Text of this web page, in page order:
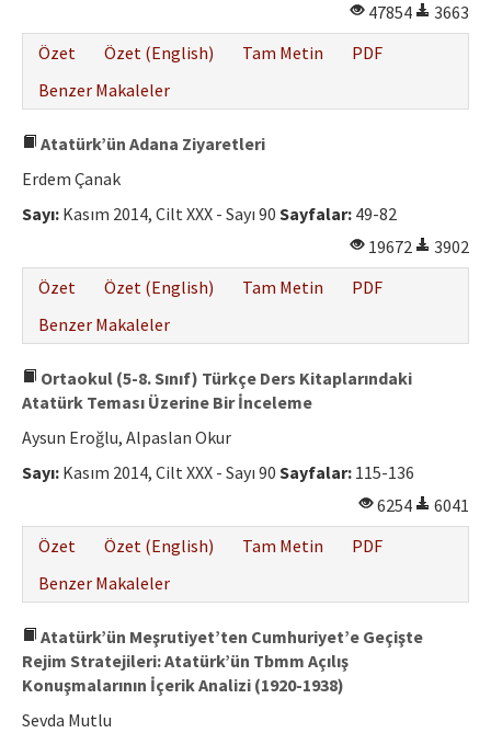
47854
3663
Özet
Özet (English) Tam Metin
PDF
Benzer Makaleler
Atatürk’ün Adana Ziyaretleri
Erdem Çanak
Sayı: Kasım 2014, Cilt XXX - Sayı 90 Sayfalar: 49-82
19672
3902
Özet
Özet (English) Tam Metin
PDF
Benzer Makaleler
Ortaokul (5-8. Sınıf) Türkçe Ders Kitaplarındaki
Atatürk Teması Üzerine Bir İnceleme
Aysun Eroğlu, Alpaslan Okur
Sayı: Kasım 2014, Cilt XXX - Sayı 90 Sayfalar: 115-136
6254
6041
Özet
Özet (English) Tam Metin
PDF
Benzer Makaleler
Atatürk’ün Meşrutiyet’ten Cumhuriyet’e Geçişte
Rejim Stratejileri: Atatürk’ün Tbmm Açılış
Konuşmalarının İçerik Analizi (1920-1938)
Sevda Mutlu